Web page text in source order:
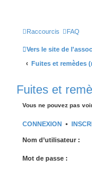
Raccourcis FAQ
Vers le site de
Fuites et remèdes
Fuites et
Vous ne pouvez pas
CONNEXION •
Nom d’utilisateur :
Mot de passe :